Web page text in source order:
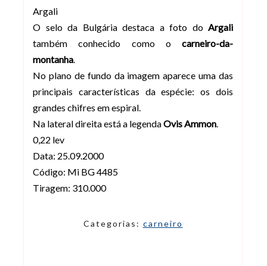
Argali
O selo da Bulgária destaca a foto do Argali
também conhecido como o carneiro-da-
montanha.
No plano de fundo da imagem aparece uma das
principais características da espécie: os dois
grandes chifres em espiral.
Na lateral direita está a legendaOvis Ammon.
0,22 lev
Data: 25.09.2000
Código: Mi BG 4485
Tiragem: 310.000
Categorias: carneiro